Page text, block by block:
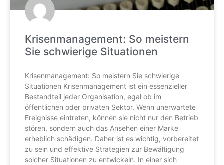
Krisenmanagement: So meistern
Sie schwierige Situationen
Krisenmanagement: So meistern Sie schwierige
Situationen Krisenmanagement ist ein essenzieller
Bestandteil jeder Organisation, egal ob im
öffentlichen oder privaten Sektor. Wenn unerwartete
Ereignisse eintreten, können sie nicht nur den Betrieb
stören, sondern auch das Ansehen einer Marke
erheblich schädigen. Daher ist es wichtig, vorbereitet
zu sein und effektive Strategien zur Bewältigung
solcher Situationen zu entwickeln. In einer sich